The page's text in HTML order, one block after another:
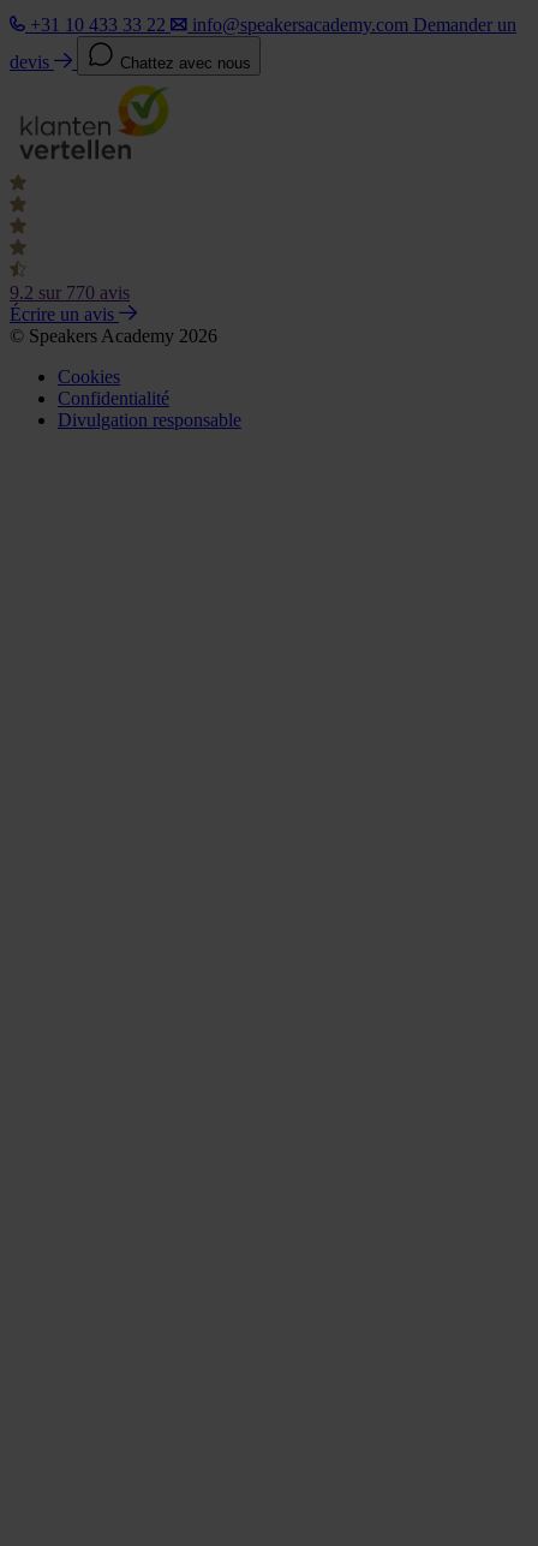
+31 10 433 33 22
info@speakersacademy.com Demander un
devis
Chattez avec nous
9.2 sur 770 avis
Écrire un avis
© Speakers Academy 2026
Cookies
Confidentialité
Divulgation responsable